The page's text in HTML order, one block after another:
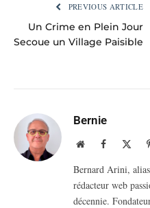
PREVIOUS ARTICLE
Un Crime en Plein Jour
Secoue un Village Paisible
Bernie
WebsiteFacebook
Bernard Arini,
rédacteur web
décennie.